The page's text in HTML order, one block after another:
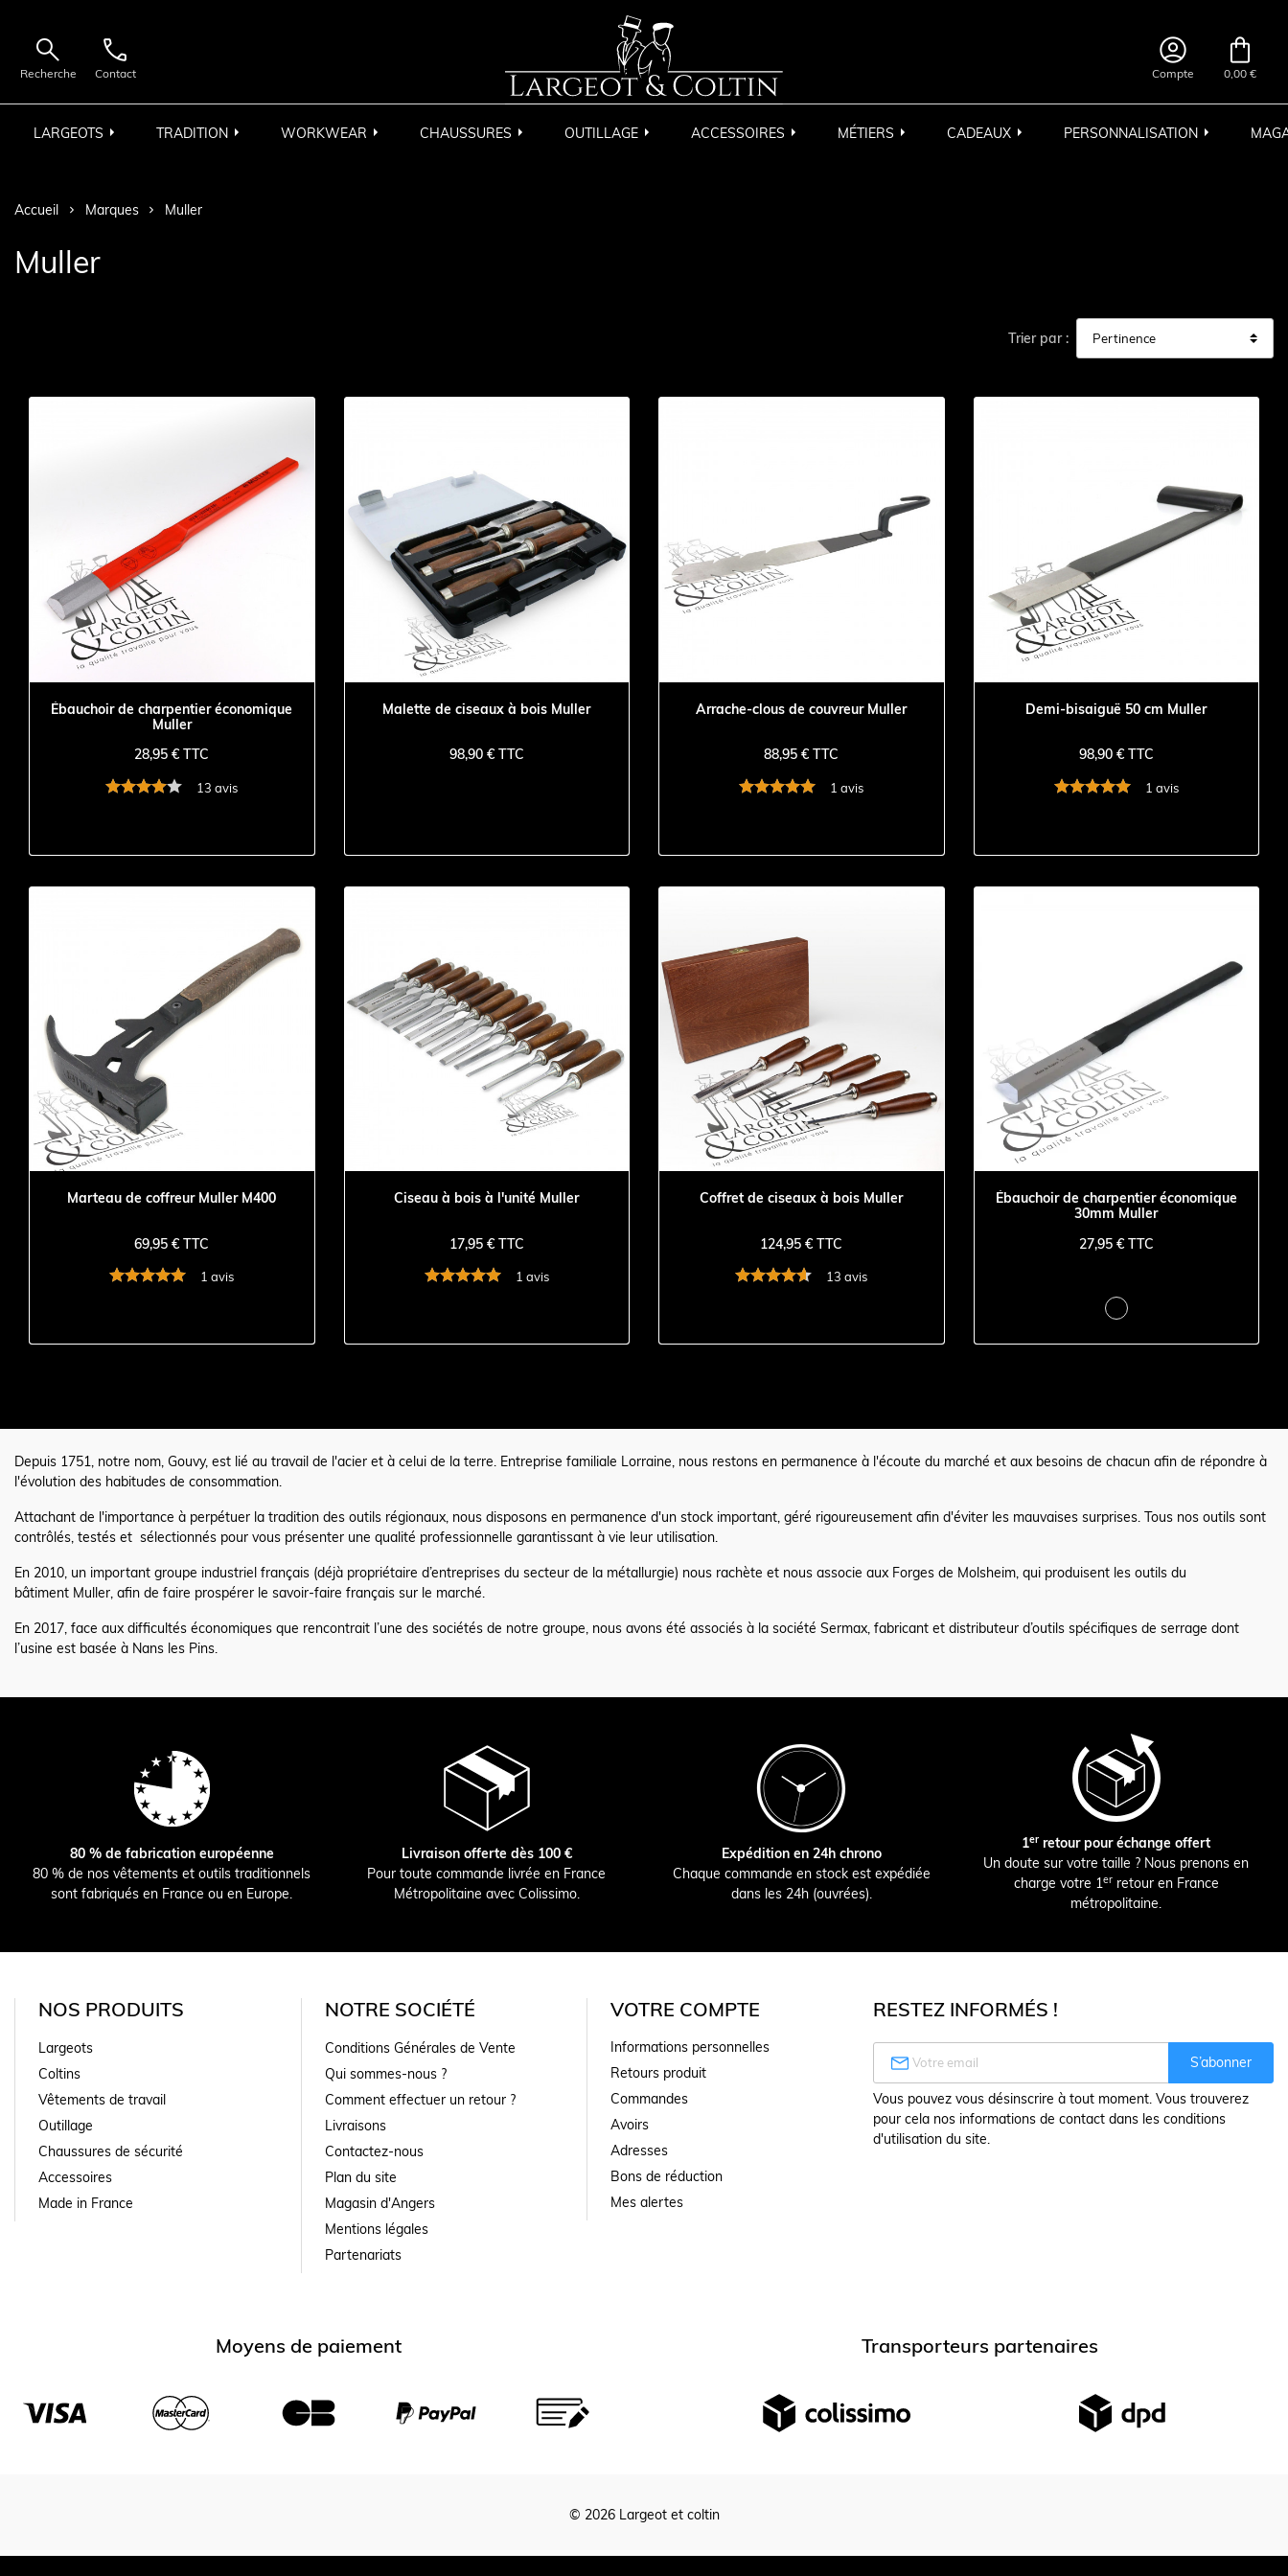

Recherche

Contact

Compte

0,00 €
LARGEOTS TRADITION WORKWEAR CHAUSSURES OUTILLAGE ACCESSOIRES MÉTIERS CADEAUX PERSONNALISATION
Accueil Marques Muller
Muller
Trier par :
Ébauchoir de charpentier économique
Muller
28,95 € TTC
13 avis
Malette de ciseaux à bois Muller
98,90 € TTC
Arrache-clous de couvreur Muller
88,95 € TTC
1 avis
Demi-bisaiguë 50 cm Muller
98,90 € TTC
1 avis
Marteau de coffreur Muller M400
69,95 € TTC
1 avis
Ciseau à bois à l'unité Muller
17,95 € TTC
1 avis
Coffret de ciseaux à bois Muller
124,95 € TTC
13 avis
Ébauchoir de charpentier économique
30mm Muller
27,95 € TTC
Depuis 1751, notre nom, Gouvy, est lié au travail de l'acier et à celui de la terre. Entreprise familiale Lorraine, nous restons en permanence à l'écoute du marché et aux besoins de chacun afin de répondre à
l'évolution des habitudes de consommation.
Attachant de l'importance à perpétuer la tradition des outils régionaux, nous disposons en permanence d'un stock important, géré rigoureusement afin d'éviter les mauvaises surprises. Tous nos outils sont
contrôlés, testés et sélectionnés pour vous présenter une qualité professionnelle garantissant à vie leur utilisation.
En 2010, un important groupe industriel français (déjà propriétaire d’entreprises du secteur de la métallurgie) nous rachète et nous associe aux Forges de Molsheim, qui produisent les outils du
bâtiment Muller, afin de faire prospérer le savoir-faire français sur le marché.
En 2017, face aux difficultés économiques que rencontrait l’une des sociétés de notre groupe, nous avons été associés à la société Sermax, fabricant et distributeur d’outils spécifiques de serrage dont
l’usine est basée à Nans les Pins.
80 % de fabrication européenne
80 % de nos vêtements et outils traditionnels
sont fabriqués en France ou en Europe.
Livraison offerte dès 100 €
Pour toute commande livrée en France
Métropolitaine avec Colissimo.
Expédition en 24h chrono
Chaque commande en stock est expédiée
dans les 24h (ouvrées).
1er retour pour échange offert
Un doute sur votre taille ? Nous prenons en
charge votre 1erretour en France
métropolitaine.
NOS PRODUITS
Largeots
Coltins
Vêtements de travail
Outillage
Chaussures de sécurité
Accessoires
Made in France
NOTRE SOCIÉTÉ
Conditions Générales de Vente
Qui sommes-nous ?
Comment effectuer un retour ?
Livraisons
Contactez-nous
Plan du site
Magasin d'Angers
Mentions légales
Partenariats
VOTRE COMPTE
Informations personnelles
Retours produit
Commandes
Avoirs
Adresses
Bons de réduction
Mes alertes
RESTEZ INFORMÉS !
 S’abonner
Vous pouvez vous désinscrire à tout moment. Vous trouverez
pour cela nos informations de contact dans les conditions
d'utilisation du site.
Moyens de paiement Transporteurs partenaires
© 2026 Largeot et coltin